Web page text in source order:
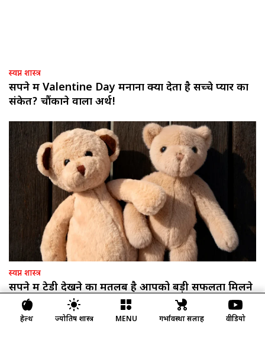
हेल्थ ज्योतिष शास्त्र MENU गर्भावस्था सलाह वीडियो
स्वप्न शास्त्र
सपने में Valentine Day मनाना क्या देता है सच्चे प्यार का
संकेत? चौंकाने वाला अर्थ!
स्वप्न शास्त्र
सपने में टेडी देखने का मतलब है आपको बड़ी सफलता मिलने
वाली है!